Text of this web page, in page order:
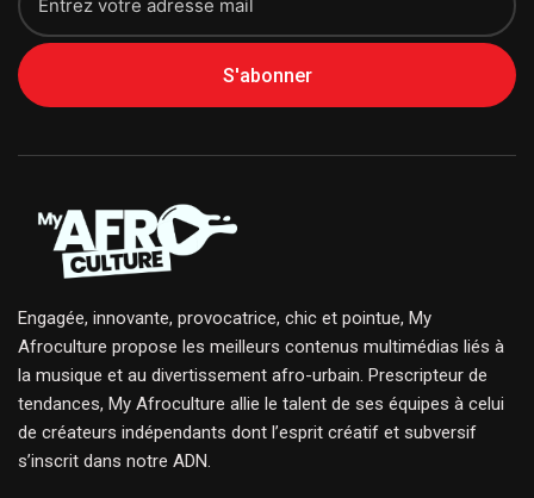
S'abonner
Engagée, innovante, provocatrice, chic et pointue, My
Afroculture propose les meilleurs contenus multimédias liés à
la musique et au divertissement afro-urbain. Prescripteur de
tendances, My Afroculture allie le talent de ses équipes à celui
de créateurs indépendants dont l’esprit créatif et subversif
s’inscrit dans notre ADN.